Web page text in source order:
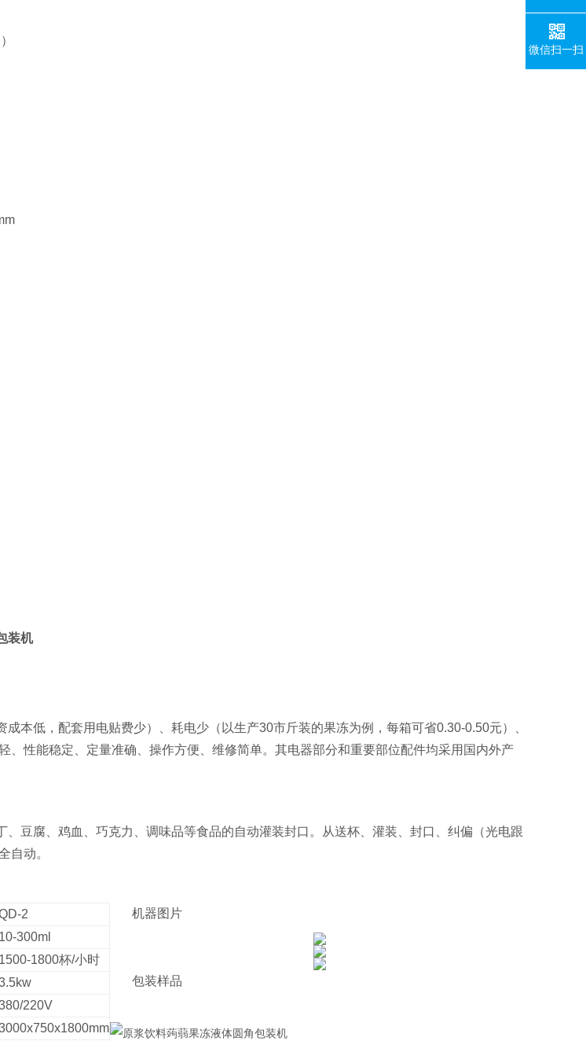
装机
成本低，配套用电贴费少）、耗电少（以生产30市斤装的果冻为例，每箱可省0.30-0.50元）、
、性能稳定、定量准确、操作方便、维修简单。其电器部分和重要部位配件均采用国内外产
、豆腐、鸡血、巧克力、调味品等食品的自动灌装封口。从送杯、灌装、封口、纠偏（光电跟
自动。
2
10-300ml
1500-1800杯/小时
220V
机器图片
包装样品
微信扫一扫